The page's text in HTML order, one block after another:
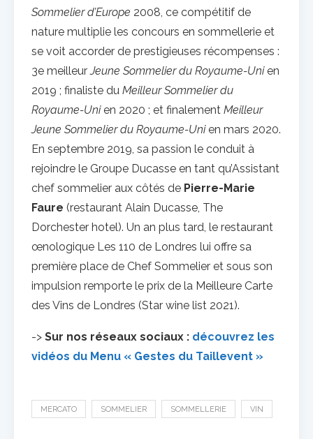
Sommelier d’Europe 2008, ce compétitif de
nature multiplie les concours en sommellerie et
se voit accorder de prestigieuses récompenses :
3e meilleurJeune Sommelier du Royaume-Unien
2019 ; finaliste du Meilleur Sommelier du
Royaume-Unien 2020 ; et finalement Meilleur
Jeune Sommelier du Royaume-Unien mars 2020.
En septembre 2019, sa passion le conduit à
rejoindre le Groupe Ducasse en tant qu’Assistant
chef sommelier aux côtés de Pierre-Marie
Faure (restaurant Alain Ducasse, The
Dorchester hotel). Un an plus tard, le restaurant
œnologique Les 110 de Londres lui offre sa
première place de Chef Sommelier et sous son
impulsion remporte le prix de la Meilleure Carte
des Vins de Londres (Star wine list 2021).
-> Sur nos réseaux sociaux : découvrez les
vidéos du Menu « Gestes du Taillevent »
MERCATO SOMMELIER SOMMELLERIE VIN